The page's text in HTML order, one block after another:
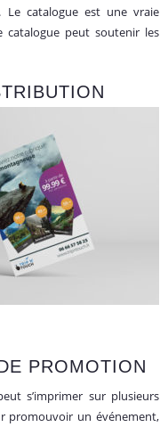
Le catalogue est une vraie
catalogue peut soutenir les
PROMOTION
s’imprimer sur plusieurs
promouvoir un événement,